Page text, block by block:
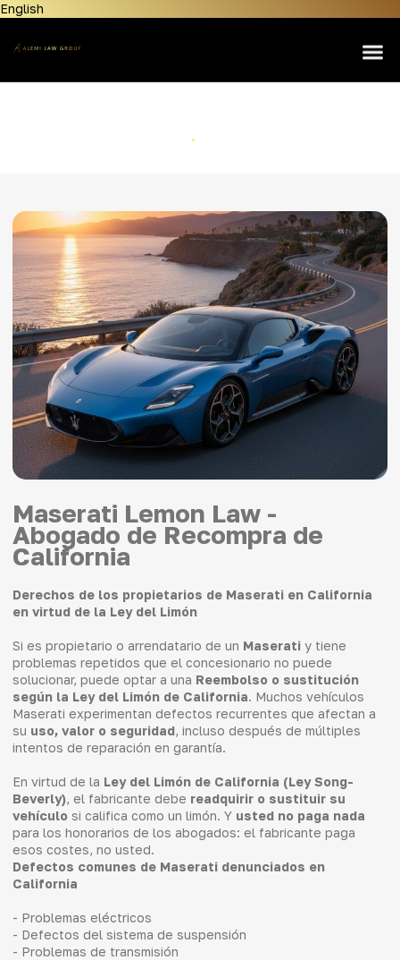
English
Home
About Us
Contact Us
News & Resources
Maserati
Maserati Lemon Law -
Abogado de Recompra de
California
Derechos de los propietarios de Maserati en California
en virtud de la Ley del Limón
Si es propietario o arrendatario de un Maserati y tiene
problemas repetidos que el concesionario no puede
solucionar, puede optar a una Reembolso o sustitución
según la Ley del Limón de California. Muchos vehículos
Maserati experimentan defectos recurrentes que afectan a
su uso, valor o seguridad, incluso después de múltiples
intentos de reparación en garantía.
En virtud de la Ley del Limón de California (Ley Song-
Beverly), el fabricante debe readquirir o sustituir su
vehículo si califica como un limón. Y usted no paga nada
para los honorarios de los abogados: el fabricante paga
esos costes, no usted.
Defectos comunes de Maserati denunciados en
California
- Problemas eléctricos
- Defectos del sistema de suspensión
- Problemas de transmisión